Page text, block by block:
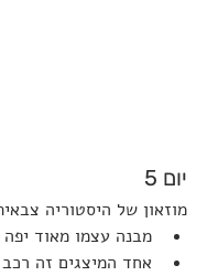
יום 5
מוזאון של היסטוריה
מבנה עצמו מאוד יפה
אחד המיצגים זה